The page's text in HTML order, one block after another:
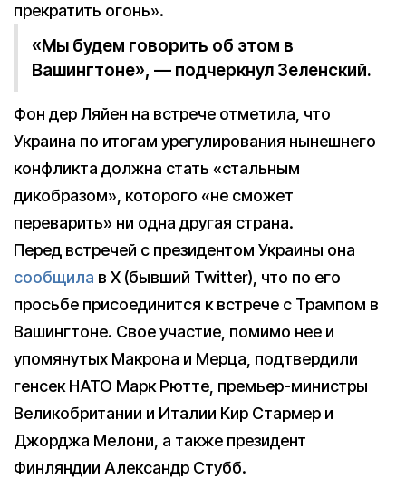
прекратить огонь».
«Мы будем говорить об этом в
Вашингтоне», — подчеркнул Зеленский.
Фон дер Ляйен на встрече отметила, что
Украина по итогам урегулирования нынешнего
конфликта должна стать «стальным
дикобразом», которого «не сможет
переварить» ни одна другая страна.
Перед встречей с президентом Украины она
сообщила в X (бывший Twitter), что по его
просьбе присоединится к встрече с Трампом в
Вашингтоне. Свое участие, помимо нее и
упомянутых Макрона и Мерца, подтвердили
генсек НАТО Марк Рютте, премьер-министры
Великобритании и Италии Кир Стармер и
Джорджа Мелони, а также президент
Финляндии Александр Стубб.